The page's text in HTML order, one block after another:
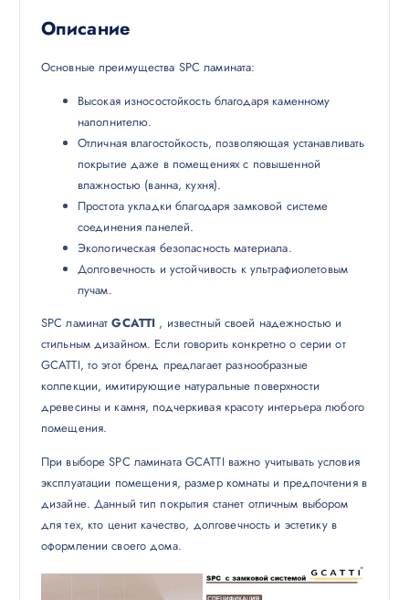
Описание
Основные преимущества SPC ламината:
Высокая износостойкость благодаря каменному
наполнителю.
Отличная влагостойкость, позволяющая устанавливать
покрытие даже в помещениях с повышенной
влажностью (ванна, кухня).
Простота укладки благодаря замковой системе
соединения панелей.
Экологическая безопасность материала.
Долговечность и устойчивость к ультрафиолетовым
лучам.
SPC ламинатGCATTI , известный своей надежностью и
стильным дизайном. Если говорить конкретно о серии от
GCATTI, то этот бренд предлагает разнообразные
коллекции, имитирующие натуральные поверхности
древесины и камня, подчеркивая красоту интерьера любого
помещения.
При выборе SPC ламината GCATTI важно учитывать условия
эксплуатации помещения, размер комнаты и предпочтения в
дизайне. Данный тип покрытия станет отличным выбором
для тех, кто ценит качество, долговечность и эстетику в
оформлении своего дома.